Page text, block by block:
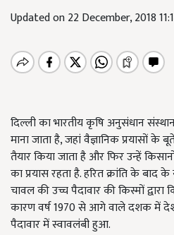
Updated on 22 December, 2018
दिल्ली का भारतीय कृषि अनुसंधान
माना जाता है, जहां वैज्ञानिक प्रयासों के
तैयार किया जाता है और फिर उन्हें
का प्रयास रहता है. हरित क्रांति के
चावल की उच्च पैदावार की किस्मों
कारण वर्ष 1970 से आगे वाले दशक में
पैदावार में स्वावलंबी हुआ.